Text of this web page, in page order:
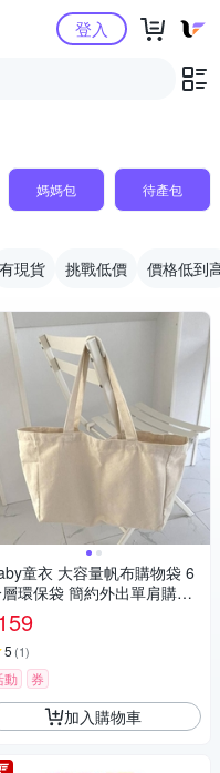
購物中心登入
媽媽包 待產包
有現貨 挑戰低價 價格低到
童衣 大容量帆布購物袋 6
環保袋 簡約外出單肩購物
11672
159
5 (1)
動 券
加入購物車